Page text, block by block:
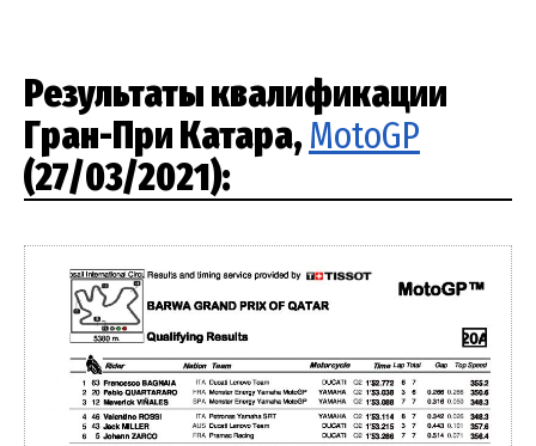
Результаты квалификации
Гран-При Катара,MotoGP
(27/03/2021):